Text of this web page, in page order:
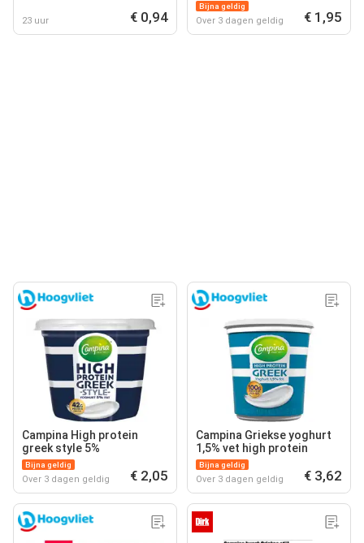
23 uur € 0,94
Bijna geldig
Over 3 dagen geldig € 1,95
Campina High protein
greek style 5%
Bijna geldig
Over 3 dagen geldig € 2,05
Campina Griekse yoghurt
1,5% vet high protein
Bijna geldig
Over 3 dagen geldig € 3,62